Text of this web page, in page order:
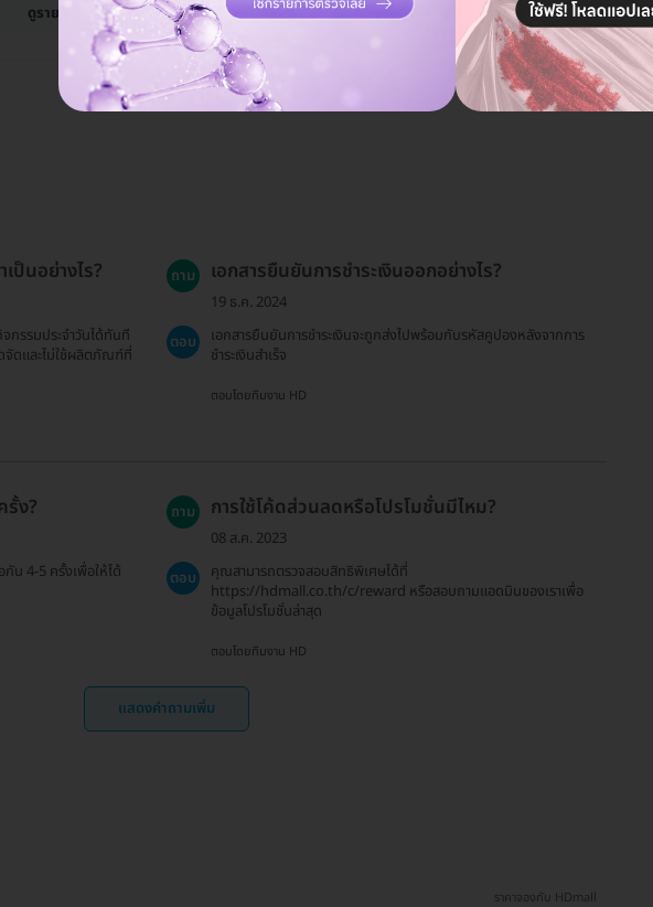
ดูรายละเอียด
ป็นอย่างไร?
กรรมประจำวันได้ทันที
จัดและไม่ใช้ผลิตภัณฑ์ที่
ถาม เอกสารยืนยันการชำระเงินออกอย่างไร?
19 ธ.ค. 2024
ตอบ
เอกสารยืนยันการชำระเงินจะถูกส่งไปพร้อมกับรหัสคูปองหลังจากการ
ชำระเงินสำเร็จ
ตอบโดยทีมงาน HD
ง?
น 4-5 ครั้งเพื่อให้ได้
ถาม การใช้โค้ดส่วนลดหรือโปรโมชั่นมีไหม?
08 ส.ค. 2023
ตอบ
คุณสามารถตรวจสอบสิทธิพิเศษได้ที่
https://hdmall.co.th/c/reward หรือสอบถามแอดมินของเราเพื่อ
ข้อมูลโปรโมชั่นล่าสุด
ตอบโดยทีมงาน HD
แสดงคำถามเพิ่ม
ราคาจองกับ HDmall